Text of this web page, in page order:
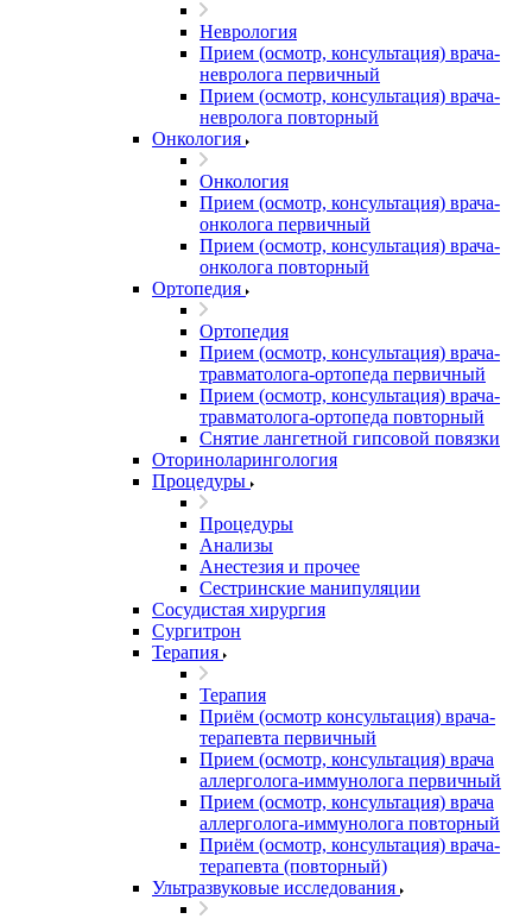
Неврология
Прием (осмотр, консультация) врача-
невролога первичный
Прием (осмотр, консультация) врача-
невролога повторный
Онкология
Онкология
Прием (осмотр, консультация) врача-
онколога первичный
Прием (осмотр, консультация) врача-
онколога повторный
Ортопедия
Ортопедия
Прием (осмотр, консультация) врача-
травматолога-ортопеда первичный
Прием (осмотр, консультация) врача-
травматолога-ортопеда повторный
Снятие лангетной гипсовой повязки
Оториноларингология
Процедуры
Процедуры
Анализы
Анестезия и прочее
Сестринские манипуляции
Сосудистая хирургия
Сургитрон
Терапия
Терапия
Приём (осмотр консультация) врача-
терапевта первичный
Прием (осмотр, консультация) врача
аллерголога-иммунолога первичный
Прием (осмотр, консультация) врача
аллерголога-иммунолога повторный
Приём (осмотр, консультация) врача-
терапевта (повторный)
Ультразвуковые исследования